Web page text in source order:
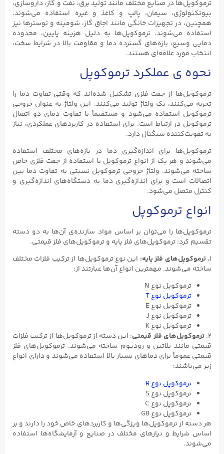
ترموکوپل‌ها در صنایع مختلف مانند تولید برق، نفت و گاز، داروسازی،
بیوتکنولوژی، سیمان، پالپ و کاغذ و غیره استفاده می‌شوند.
همچنین، در تجهیزات خانگی مانند اجاق گاز، شومینه و توسترها نیز
استفاده می‌شوند. ترموکوپل‌ها به دلیل هزینه پایین، محدوده
دمایی وسیع، بازه‌های گسترده دما و مقاومت بالا در شرایط سخت،
انتخاب مورد علاقه‌ای هستند.
نحوه ی عملکرد ترموکوپل
ترموکوپل‌ها از جفت فلزی تشکیل شده‌اند که وقتی تفاوت دما را
تجربه می‌کنند، یک ولتاژ تولید می‌کنند. این ولتاژ به عنوان خروجی
ترموکوپل استفاده می‌شود و مستقیماً با تفاوت دمای دو اتصال
ترموکوپل در ارتباط است. برای استفاده در کاربردهای عملکردی، نیاز
به تقویت‌کننده سیگنال دارد.
ترموکوپل‌ها برای اندازه‌گیری دما در بازه‌های مختلف استفاده
می‌شوند و هر یک از انواع ترموکوپل با استفاده از جفت فلزی خاص
ساخته می‌شوند. ولتاژ خروجی ترموکوپل نسبتی به تفاوت دما بین
اتصالات است و برای اندازه‌گیری دما به دستگاه‌های اندازه‌گیری و
کنترل متصل می‌شود.
انواع ترموکوپل
ترموکوپل‌ها را می‌توان بر اساس مواد سازنده‌ی آن‌ها به دو دسته
تقسیم کرد: ترموکوپل‌های فلز پایه و ترموکوپل‌های فلز قیمتی.
1. ترموکوپل‌های فلز پایه: این نوع ترموکوپل‌ها از ترکیب فلزات مختلف
ساخته می‌شوند. مهمترین انواع آن‌ها عبارتند از:
ترموکوپل نوع N
ترموکوپل نوع T
ترموکوپل نوع E
ترموکوپل نوع J
ترموکوپل نوع K
2. ترموکوپل‌های فلز قیمتی: این دسته از ترموکوپل‌ها از ترکیب فلزات
قیمتی مانند پلاتین و رودیوم ساخته می‌شوند. ترموکوپل‌های فلز
قیمتی عموماً برای دماهای بسیار بالا استفاده می‌شوند و دارای انواع
زیر می‌باشند:
ترموکوپل نوع R
ترموکوپل نوع S
ترموکوپل نوع C
ترموکوپل نوع GB
هر دسته از ترموکوپل‌ها ویژگی‌ها و کاربردهای خاص خود را دارند و بر
اساس شرایط و نیازهای مختلف در صنایع و آزمایشگاه‌ها استفاده
می‌شوند.